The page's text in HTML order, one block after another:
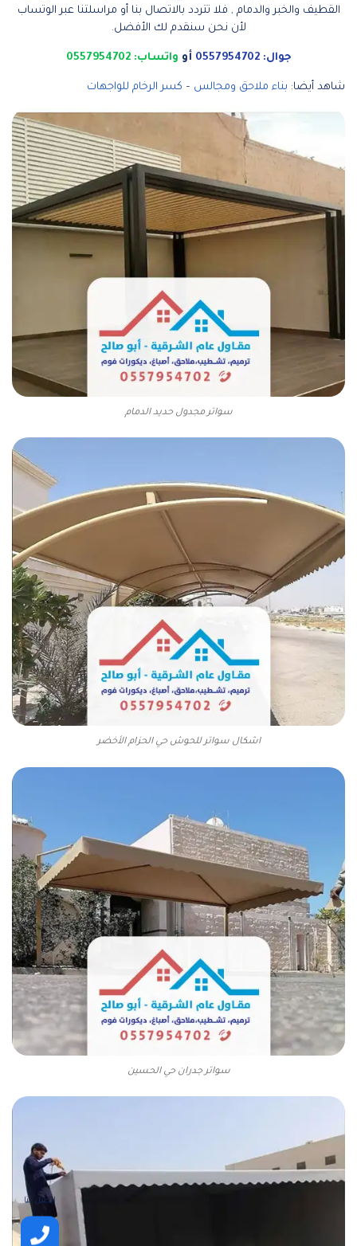
القطيف والخبر والدمام , فلا تتردد بالاتصال بنا أو مراسلتنا عبر الوتساب
لأن نحن سنقدم لك الأفضل.
جوال: 0557954702 أو واتساب: 0557954702
شاهد أيضا: بناء ملاحق ومجالس – كسر الرخام للواجهات
سواتر مجدول حديد الدمام
اشكال سواتر للحوش حي الحزام الأخضر
سواتر جدران حي الحسين
اتصل بنا